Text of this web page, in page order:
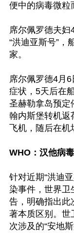
便中的病毒微粒
席尔佩罗德夫
“洪迪亚斯号”，
家。
席尔佩罗德4月
症状，5天后在
圣赫勒拿岛预定
翰内斯堡转机返
飞机，随后在机
WHO：汉他病
针对近期“洪迪
染事件，世界卫
告，明确指出此
著本质区别。世
次涉及的“安地